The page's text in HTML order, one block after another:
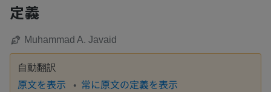
定義
Muhammad A. Javaid
自動翻訳
原文を表示 常に原文の定義を表示